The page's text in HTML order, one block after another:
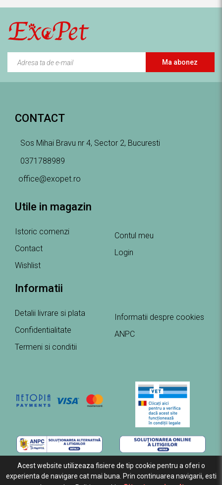
Ma abonez
Acest website utilizeaza fisiere de tip cookie pentru a oferi o
experienta de navigare cat mai buna. Prin continuarea navigarii, esti
CONTACT
Sos Mihai Bravu nr 4, Sector 2, Bucuresti
0371788989
office@exopet.ro
Utile in magazin
Istoric comenzi
Contact
Wishlist
Contul meu
Login
Informatii
Detalii livrare si plata
Confidentialitate
Termeni si conditii
Informatii despre cookies
ANPC